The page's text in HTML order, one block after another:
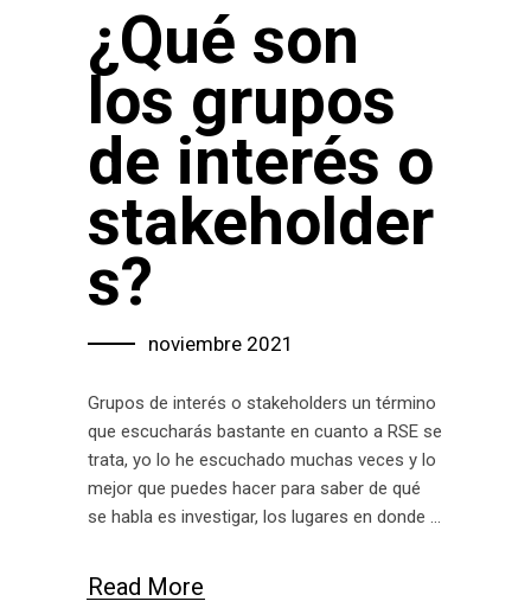
¿Qué son
los grupos
de interés o
stakeholder
s?
noviembre 2021
Grupos de interés o stakeholders un término
que escucharás bastante en cuanto a RSE se
trata, yo lo he escuchado muchas veces y lo
mejor que puedes hacer para saber de qué
se habla es investigar, los lugares en donde
Read More